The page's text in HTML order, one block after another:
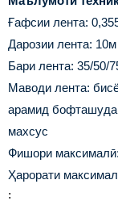
Ғафсии лента:
Дарозии лента: 10м
Бари лента: 35/50/
Маводи лента:
арамид
махсус
Фишори
Ҳарорати
: